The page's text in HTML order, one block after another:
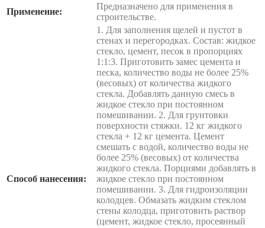
Применение:
Предназначено для применения в
строительстве.
Способ нанесения:
1. Для заполнения щелей и пустот в
стенах и перегородках. Состав: жидкое
стекло, цемент, песок в пропорциях
1:1:3. Приготовить замес цемента и
песка, количество воды не более 25%
(весовых) от количества жидкого
стекла. Добавлять данную смесь в
жидкое стекло при постоянном
помешивании. 2. Для грунтовки
поверхности стяжки. 12 кг жидкого
стекла + 12 кг цемента. Цемент
смешать с водой, количество воды не
более 25% (весовых) от количества
жидкого стекла. Порциями добавлять в
жидкое стекло при постоянном
помешивании. 3. Для гидроизоляции
колодцев. Обмазать жидким стеклом
стены колодца, приготовить раствор
(цемент, жидкое стекло, просеянный